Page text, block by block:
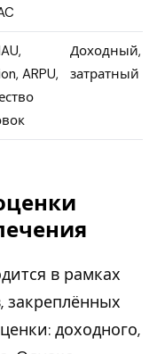
ARPU,
Доходный,
затратный
в рамках
закреплённых
доходного,